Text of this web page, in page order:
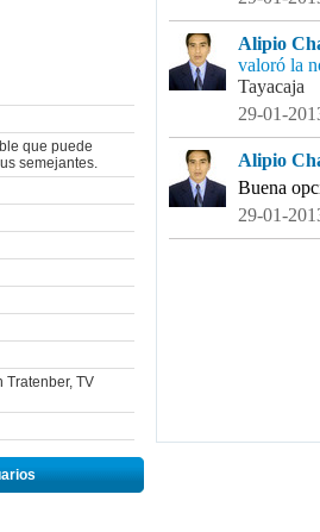
que puede
semejantes.
Tratenber, TV
Alipio
valoró la
Tayacaja
29-01-
Alipio
Buena
29-01-